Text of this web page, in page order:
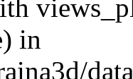
in